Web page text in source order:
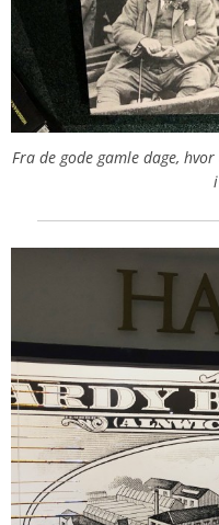
Fra de gode gamle dage,